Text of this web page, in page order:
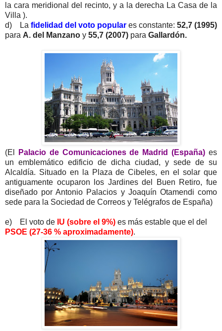
la cara meridional del recinto, y a la derecha La Casa de la
Villa ).
d) La fidelidad del voto popular es constante: 52,7 (1995)
para A. del Manzano y 55,7 (2007) para Gallardón.
(El Palacio de Comunicaciones de Madrid (España) es
un emblemático edificio de dicha ciudad, y sede de su
Alcaldía. Situado en la Plaza de Cibeles, en el solar que
antiguamente ocuparon los Jardines del Buen Retiro, fue
diseñado por Antonio Palacios y Joaquín Otamendi como
sede para la Sociedad de Correos y Telégrafos de España)
e) El voto de IU (sobre el 9%) es más estable que el del
PSOE (27-36 % aproximadamente).